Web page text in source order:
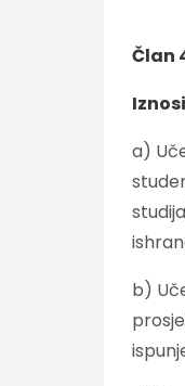
Član
a)
b)